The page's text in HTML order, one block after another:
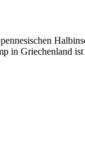
in Griechenland